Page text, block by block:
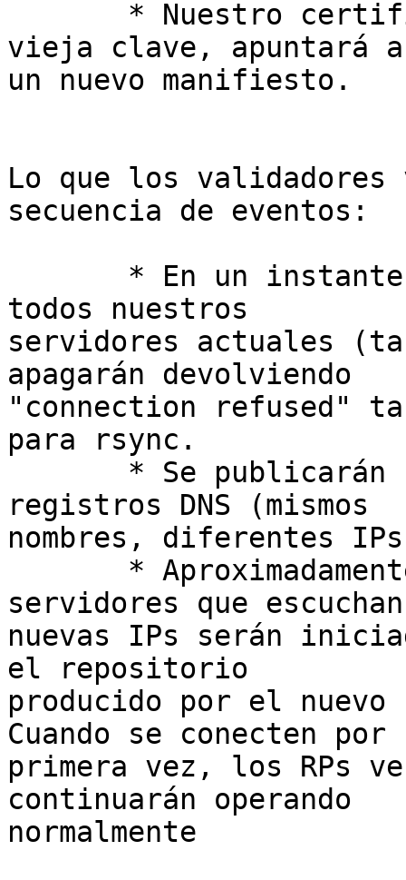
vieja clave, apuntará
un nuevo manifiesto.
Lo que los
secuencia de eventos:
todos nuestros
servidores actuales
apagarán devolviendo
"connection refused"
para rsync.
registros DNS (mismos
nombres, diferentes
servidores que
nuevas IPs serán
el repositorio
producido por el
Cuando se conecten por
primera vez, los RPs
continuarán operando
normalmente